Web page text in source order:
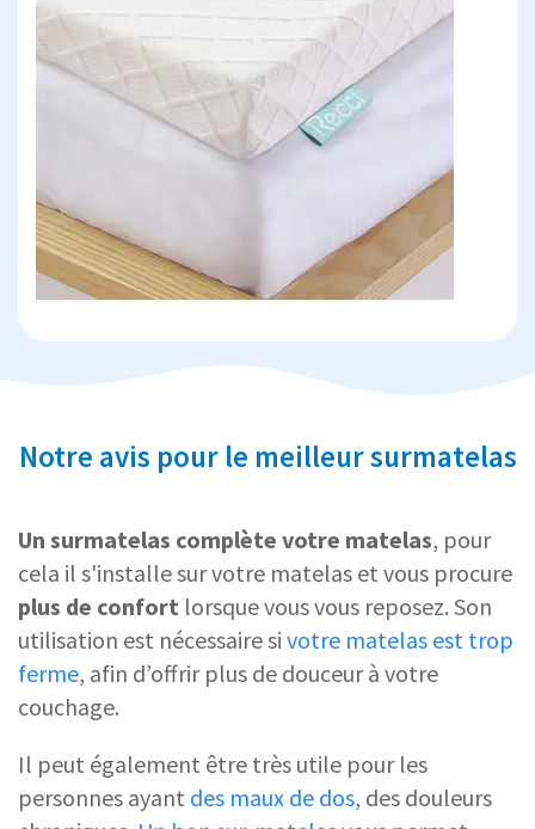
Notre avis pour le meilleur surmatelas
Un surmatelas complète votre matelas, pour
cela il s'installe sur votre matelas et vous procure
plus de confort lorsque vous vous reposez. Son
utilisation est nécessaire si votre matelas est trop
ferme, afin d’offrir plus de douceur à votre
couchage.
Il peut également être très utile pour les
personnes ayant des maux de dos, des douleurs